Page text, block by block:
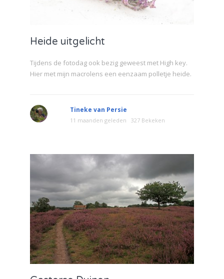
Heide uitgelicht
Tijdens de fotodag ook bezig geweest met High key.
Hier met mijn macrolens een eenzaam polletje heide.
Tineke van Persie
11 maanden geleden 327 Bekeken